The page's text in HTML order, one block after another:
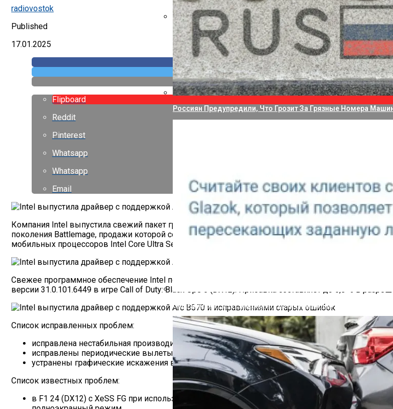
Canon Выпустила Приложение Для Стриминга С Нескольких
Россиян Предупредили, Что Грозит За Грязные Номера
Как Работает Счетчик Посетителей Магазина
radiovostok
Published
17.01.2025
Flipboard
Reddit
Pinterest
Whatsapp
Whatsapp
Email
Компания Intel выпустила свежий пакет графического драйвера Arc Graphics 32.0.101.6458/6257
поколения Battlemage, продажи которой сегодня официально стартовали. В состав
мобильных процессоров Intel Core Ultra Series 2 (Arrow Lake-H).
Свежее программное обеспечение Intel повышает производительность встроенной графики
версии 31.0.101.6449 в игре Call of Duty: Black Ops 6 (DX12). Прибавка составляет до 6,8 % в
Список исправленных проблем:
исправлена нестабильная производительность и повышенное использование памяти GPU
исправлены периодические вылеты приложения в Shadow of the Tomb Raider (DX12);
устранены графические искажения в игровом меню при включённой технологии XeSS.
Список известных проблем:
в F1 24 (DX12) с XeSS FG при использовании Alt+Enter для изменения режима